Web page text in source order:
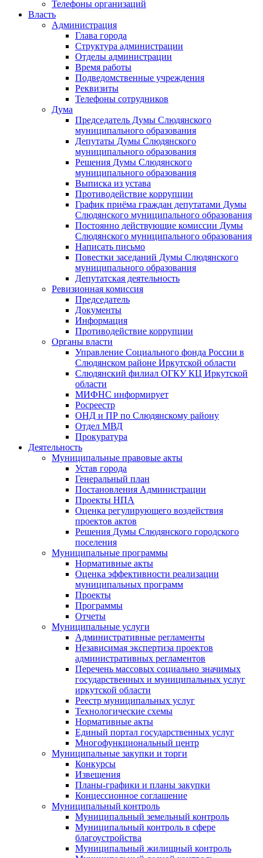
Телефоны организаций
Власть
Администрация
Глава города
Структура администрации
Отделы администрации
Время работы
Подведомственные учреждения
Реквизиты
Телефоны сотрудников
Дума
Председатель Думы Слюдянского
муниципального образования
Депутаты Думы Слюдянского
муниципального образования
Решения Думы Слюдянского
муниципального образования
Выписка из устава
Противодействие коррупции
График приёма граждан депутатами Думы
Слюдянского муниципального образования
Постоянно действующие комиссии Думы
Слюдянского муниципального образования
Написать письмо
Повестки заседаний Думы Слюдянского
муниципального образования
Депутатская деятельность
Ревизионная комиссия
Председатель
Документы
Информация
Противодействие коррупции
Органы власти
Управление Социального фонда России в
Слюдянском районе Иркутской области
Слюдянский филиал ОГКУ КЦ Иркутской
области
МИФНС информирует
Росреестр
ОНД и ПР по Слюдянскому району
Отдел МВД
Прокуратура
Деятельность
Муниципальные правовые акты
Устав города
Генеральный план
Постановления Администрации
Проекты НПА
Оценка регулирующего воздействия
проектов актов
Решения Думы Слюдянского городского
поселения
Муниципальные программы
Нормативные акты
Оценка эффективности реализации
муниципальных программ
Проекты
Программы
Отчеты
Муниципальные услуги
Административные регламенты
Независимая экспертиза проектов
административных регламентов
Перечень массовых социально значимых
государственных и муниципальных услуг
иркутской области
Реестр муниципальных услуг
Технологические схемы
Нормативные акты
Единый портал государственных услуг
Многофункциональный центр
Муниципальные закупки и торги
Конкурсы
Извещения
Планы-графики и планы закупки
Концессионное соглашение
Муниципальный контроль
Муниципальный земельный контроль
Муниципальный контроль в сфере
благоустройства
Муниципальный жилищный контроль